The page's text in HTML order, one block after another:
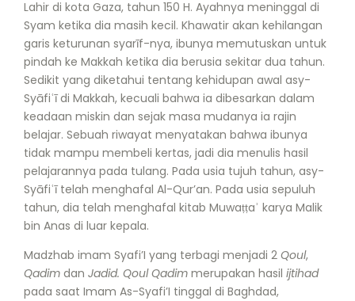
Lahir di kota Gaza, tahun 150 H. Ayahnya meninggal di
Syam ketika dia masih kecil. Khawatir akan kehilangan
garis keturunan syarīf-nya, ibunya memutuskan untuk
pindah ke Makkah ketika dia berusia sekitar dua tahun.
Sedikit yang diketahui tentang kehidupan awal asy-
Syāfiʿī di Makkah, kecuali bahwa ia dibesarkan dalam
keadaan miskin dan sejak masa mudanya ia rajin
belajar. Sebuah riwayat menyatakan bahwa ibunya
tidak mampu membeli kertas, jadi dia menulis hasil
pelajarannya pada tulang. Pada usia tujuh tahun, asy-
Syāfiʿī telah menghafal Al-Qur’an. Pada usia sepuluh
tahun, dia telah menghafal kitab Muwaṭṭaʾ karya Malik
bin Anas di luar kepala.
Madzhab imam Syafi’I yang terbagi menjadi 2 Qoul,
Qadim dan Jadid. Qoul Qadim merupakan hasil ijtihad
pada saat Imam As-Syafi’I tinggal di Baghdad,